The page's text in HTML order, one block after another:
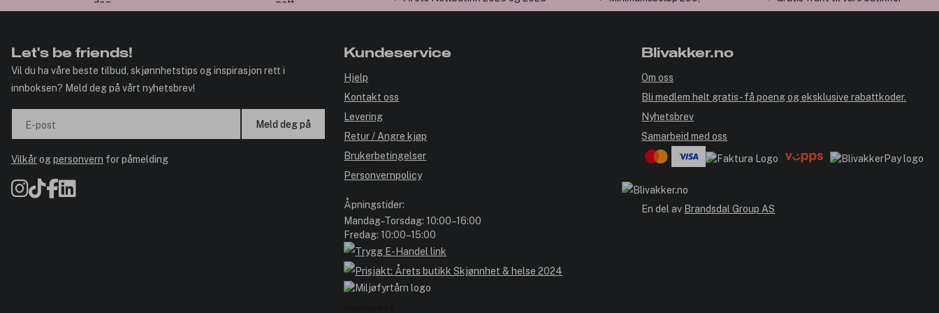
dag
nett
Let's be friends!
Vil du ha våre beste tilbud, skjønnhetstips og inspirasjon rett i
innboksen? Meld deg på vårt nyhetsbrev!
E-post Meld deg på
Vilkårogpersonvern for påmelding
Kundeservice
Hjelp
Kontakt oss
Levering
Retur / Angre kjøp
Brukerbetingelser
Personvernpolicy
Åpningstider:
Mandag–Torsdag: 10:00–16:00
Fredag: 10:00–15:00
Blivakker.no
Om oss
Bli medlem helt gratis - få poeng og eksklusive rabattkoder.
Nyhetsbrev
Samarbeid med oss
En del av Brandsdal Group AS